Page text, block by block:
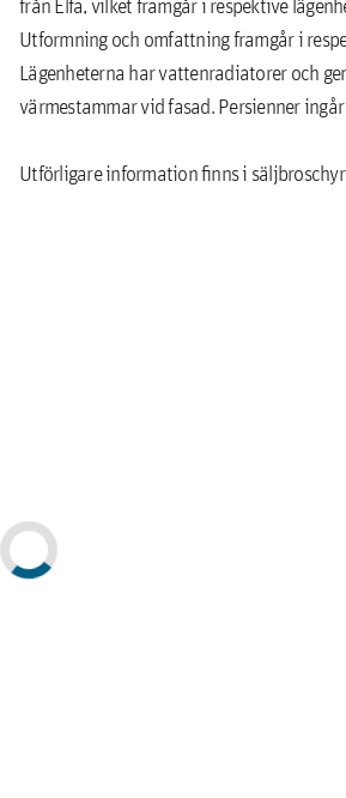
Utformning och omfattning framgår i
Lägenheterna har vattenradiatorer och
värmestammar vid fasad. Persienner
Utförligare information ﬁnns i